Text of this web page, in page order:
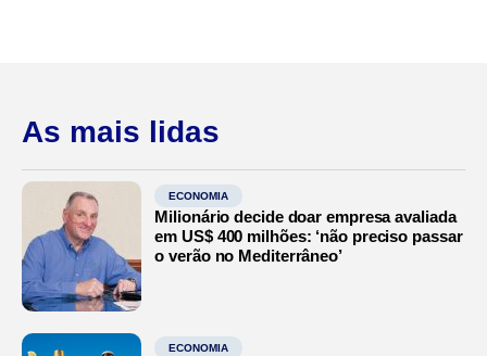
As mais lidas
ECONOMIA
Milionário decide doar empresa avaliada
em US$ 400 milhões: ‘não preciso passar
o verão no Mediterrâneo’
ECONOMIA